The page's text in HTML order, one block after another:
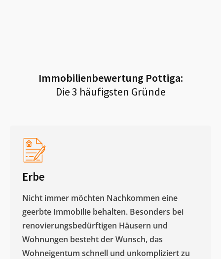
Immobilienbewertung Pottiga:
Die 3 häufigsten Gründe
Erbe
Nicht immer möchten Nachkommen eine
geerbte Immobilie behalten. Besonders bei
renovierungsbedürftigen Häusern und
Wohnungen besteht der Wunsch, das
Wohneigentum schnell und unkompliziert zu